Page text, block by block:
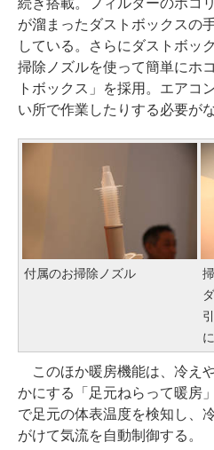
が溜まったダストボックスの
している。さらにダストボッ
掃除ノズルを使って簡単にホ
トボックス」を採用。エアコ
い所で作業したりする必要が
付属のお掃除ノズル
このほか暖房機能は、冷え
かにする「足元ねらって暖房
で足元の体表温度を検知し、
がけて気流を自動制御する。